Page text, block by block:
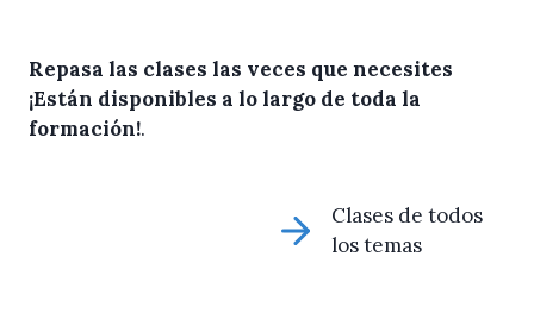
Repasa las clases las veces que necesites
¡Están disponibles a lo largo de toda la
formación!.
Clases de todos
los temas